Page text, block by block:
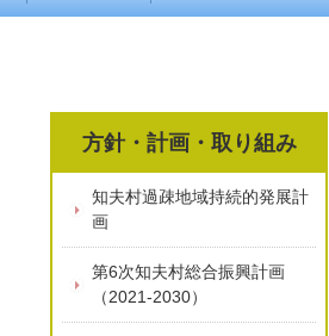
方針・計画・取り組み
知夫村過疎地域持続的発展計
画
第6次知夫村総合振興計画
（2021-2030）